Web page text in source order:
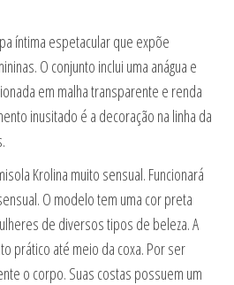
íntima espetacular que expõe
O conjunto inclui uma anágua e
em malha transparente e renda
inusitado é a decoração na linha da
Krolina muito sensual. Funcionará
O modelo tem uma cor preta
de diversos tipos de beleza. A
prático até meio da coxa. Por ser
o corpo. Suas costas possuem um